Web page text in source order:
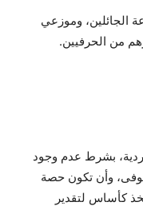
الجائلين، وموزعي
من الحرفيين.
بشرط عدم وجود
وأن تكون حصة
كأساس لتقدير